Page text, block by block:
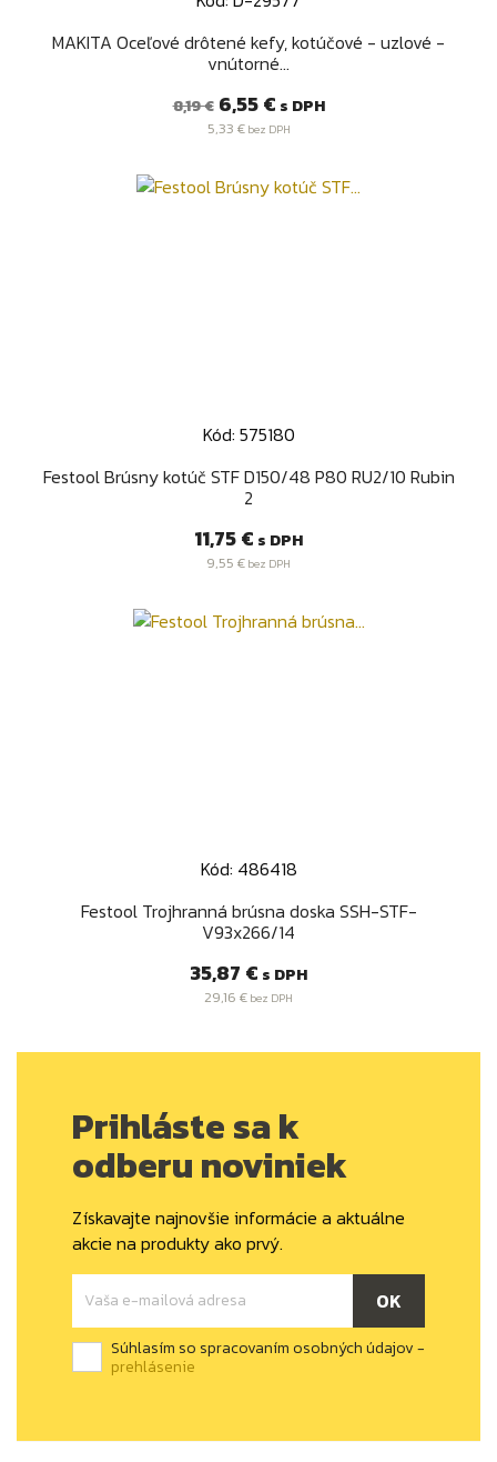
MAKITA Oceľové drôtené kefy, kotúčové - uzlové -
vnútorné...
Bežná
cena
8,19 € Cena
6,55 € s DPH
5,33 €bez DPH
Kód: 575180
Festool Brúsny kotúč STF D150/48 P80 RU2/10 Rubin
2
Cena
11,75 € s DPH
9,55 € bez DPH
Kód: 486418
Festool Trojhranná brúsna doska SSH-STF-
V93x266/14
Cena
35,87 € s DPH
29,16 € bez DPH
Prihláste sa k
odberu noviniek
Získavajte najnovšie informácie a aktuálne
akcie na produkty ako prvý.
Súhlasím so spracovaním osobných údajov -
prehlásenie